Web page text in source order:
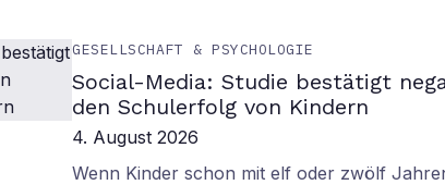
GESELLSCHAFT & PSYCHOLOGIE
Social-Media: Studie bestätigt
den Schulerfolg von Kindern
4. August 2026
Wenn Kinder schon mit elf oder zwölf